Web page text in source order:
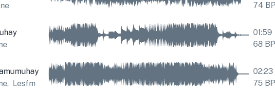
74
01:59
68
, Lesfm
02:23
75